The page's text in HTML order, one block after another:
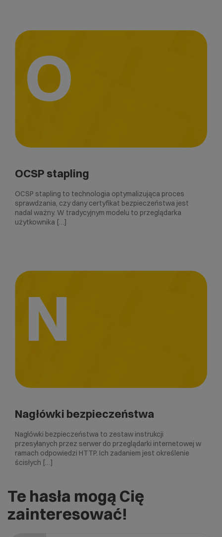
O
OCSP stapling
OCSP stapling to technologia optymalizująca proces
sprawdzania, czy dany certyfikat bezpieczeństwa jest
nadal ważny. W tradycyjnym modelu to przeglądarka
użytkownika […]
N
Nagłówki bezpieczeństwa
Nagłówki bezpieczeństwa to zestaw instrukcji
przesyłanych przez serwer do przeglądarki internetowej w
ramach odpowiedzi HTTP. Ich zadaniem jest określenie
ścisłych […]
Te hasła mogą Cię
zainteresować!